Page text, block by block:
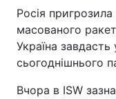
Росія пригрозила
масованого
Україна
сьогоднішнього
Вчора в ISW